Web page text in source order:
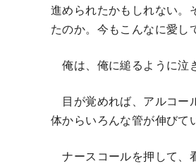
進められたかもしれない。
たのか。今もこんなに愛し
俺は、俺に縋るように泣
目が覚めれば、アルコー
体からいろんな管が伸びて
ナースコールを押して、